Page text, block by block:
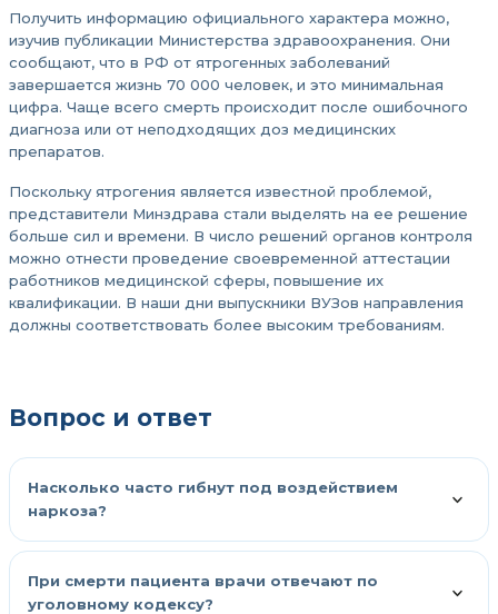
Получить информацию официального характера можно,
изучив публикации Министерства здравоохранения. Они
сообщают, что в РФ от ятрогенных заболеваний
завершается жизнь 70 000 человек, и это минимальная
цифра. Чаще всего смерть происходит после ошибочного
диагноза или от неподходящих доз медицинских
препаратов.
Поскольку ятрогения является известной проблемой,
представители Минздрава стали выделять на ее решение
больше сил и времени. В число решений органов контроля
можно отнести проведение своевременной аттестации
работников медицинской сферы, повышение их
квалификации. В наши дни выпускники ВУЗов направления
должны соответствовать более высоким требованиям.
Вопрос и ответ
Насколько часто гибнут под воздействием
наркоза?
При смерти пациента врачи отвечают по
уголовному кодексу?